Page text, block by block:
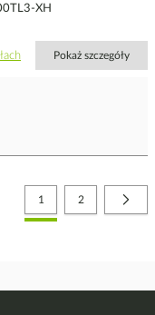
XH
Pokaż szczegóły
Strona
Aktualnie czytasz stronę
1 Strona
2